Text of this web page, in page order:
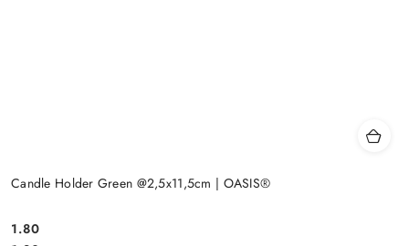
Candle Holder Green @2,5x11,5cm | OASIS®
1.80